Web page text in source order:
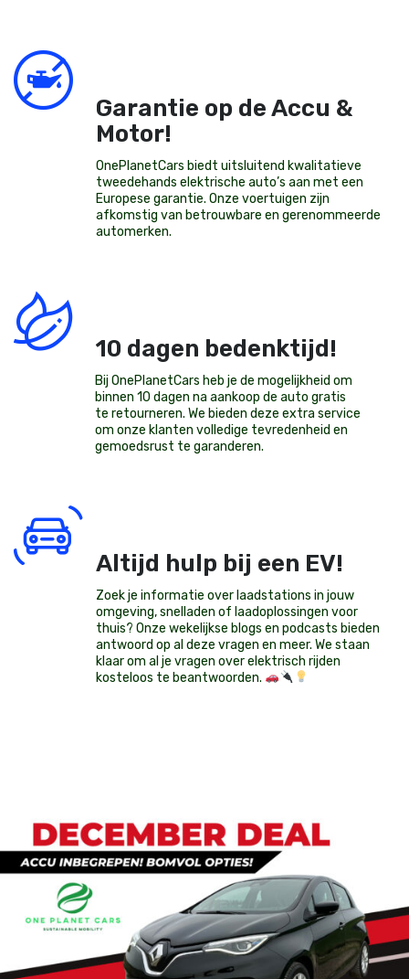
Garantie op de Accu &
Motor!
OnePlanetCars biedt uitsluitend kwalitatieve
tweedehands elektrische auto’s aan met een
Europese garantie. Onze voertuigen zijn
afkomstig van betrouwbare en gerenommeerde
automerken.
10 dagen bedenktijd!
Bij OnePlanetCars heb je de mogelijkheid om
binnen 10 dagen na aankoop de auto gratis
te retourneren. We bieden deze extra service
om onze klanten volledige tevredenheid en
gemoedsrust te garanderen.
Altijd hulp bij een EV!
Zoek je informatie over laadstations in jouw
omgeving, snelladen of laadoplossingen voor
thuis? Onze wekelijkse blogs en podcasts bieden
antwoord op al deze vragen en meer. We staan
klaar om al je vragen over elektrisch rijden
kosteloos te beantwoorden.